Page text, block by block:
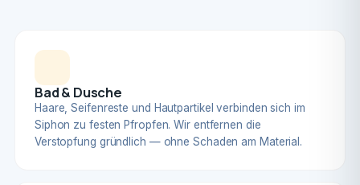
Bad & Dusche
Haare, Seifenreste und Hautpartikel verbinden sich im
Siphon zu festen Pfropfen. Wir entfernen die
Verstopfung gründlich — ohne Schaden am Material.